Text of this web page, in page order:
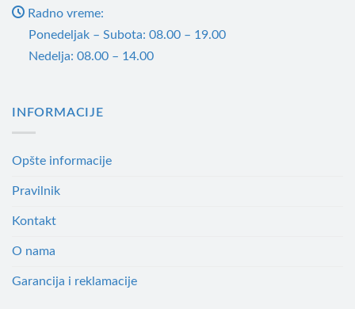
Radno vreme:
Ponedeljak – Subota: 08.00 – 19.00
Nedelja: 08.00 – 14.00
INFORMACIJE
Opšte informacije
Pravilnik
Kontakt
O nama
Garancija i reklamacije